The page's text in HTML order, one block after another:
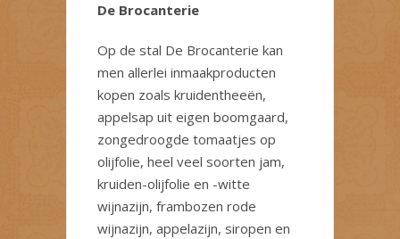
De Brocanterie
Op de stal De Brocanterie kan
men allerlei inmaakproducten
kopen zoals kruidentheeën,
appelsap uit eigen boomgaard,
zongedroogde tomaatjes op
olijfolie, heel veel soorten jam,
kruiden-olijfolie en -witte
wijnazijn, frambozen rode
wijnazijn, appelazijn, siropen en